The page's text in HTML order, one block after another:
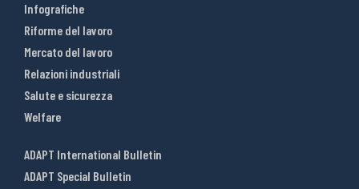
Infografiche
Riforme del lavoro
Mercato del lavoro
Relazioni industriali
Salute e sicurezza
Welfare
ADAPT International Bulletin
ADAPT Special Bulletin